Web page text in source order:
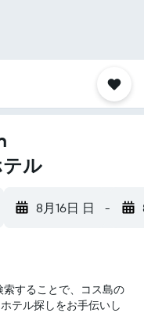
ル
8月16日 日 -
索することで、コス島​の
テル探しをお手伝いし